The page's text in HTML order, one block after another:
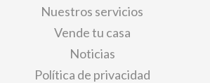
Nuestros servicios
Vende tu casa
Noticias
Política de privacidad